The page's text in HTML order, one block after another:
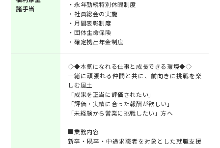
諸手当
・永年勤続特別休暇制度
・社員総会の実施
・月間表彰制度
・団体生命保険
・確定拠出年金制度
◇◆本気になれる仕事と成長できる環境◆◇
一緒に頑張れる仲間と共に、前向きに挑戦を楽
しむ風土
「成果を正当に評価されたい」
「評価・実績に合った報酬が欲しい」
「未経験から営業に挑戦したい」方へ
■業務内容
新卒・既卒・中途求職者を対象とした就職支援